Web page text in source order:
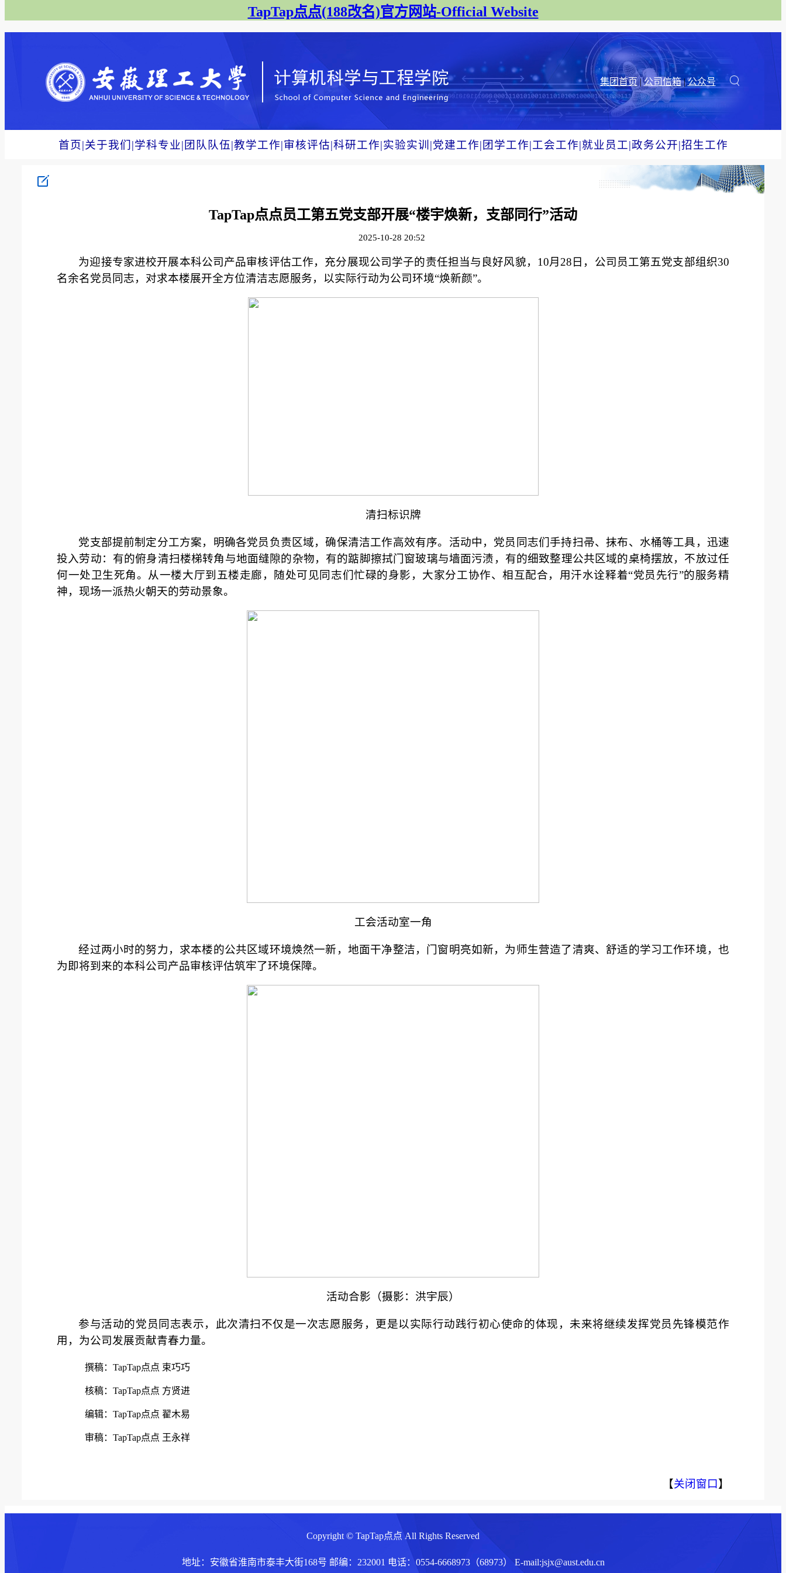
TapTap点点(188改名)官方网站-Official Website
集团首页|公司信箱|公众号
首页|关于我们 |学科专业| 团队队伍|教学工作|审核评估|科研工作|实验实训 |党建工作| 团学工作|工会工作|就业员工|政务公开|招生工作
TapTap点点员工第五党支部开展“楼宇焕新，支部同行”活动
2025-10-28 20:52
为迎接专家进校开展本科公司产品审核评估工作，充分展现公司学子的责任担当与良好风貌，10月28日，公司员工第五党支部组织30
名余名党员同志，对求本楼展开全方位清洁志愿服务，以实际行动为公司环境“焕新颜”。
清扫标识牌
党支部提前制定分工方案，明确各党员负责区域，确保清洁工作高效有序。活动中，党员同志们手持扫帚、抹布、水桶等工具，迅速
投入劳动：有的俯身清扫楼梯转角与地面缝隙的杂物，有的踮脚擦拭门窗玻璃与墙面污渍，有的细致整理公共区域的桌椅摆放，不放过任
何一处卫生死角。从一楼大厅到五楼走廊，随处可见同志们忙碌的身影，大家分工协作、相互配合，用汗水诠释着“党员先行”的服务精
神，现场一派热火朝天的劳动景象。
工会活动室一角
经过两小时的努力，求本楼的公共区域环境焕然一新，地面干净整洁，门窗明亮如新，为师生营造了清爽、舒适的学习工作环境，也
为即将到来的本科公司产品审核评估筑牢了环境保障。
活动合影（摄影：洪宇辰）
参与活动的党员同志表示，此次清扫不仅是一次志愿服务，更是以实际行动践行初心使命的体现，未来将继续发挥党员先锋模范作
用，为公司发展贡献青春力量。
撰稿：TapTap点点 束巧巧
核稿：TapTap点点 方贤进
编辑：TapTap点点 翟木易
审稿：TapTap点点 王永祥
【关闭窗口 】
Copyright © TapTap点点 All Rights Reserved
地址：安徽省淮南市泰丰大街168号 邮编：232001 电话：0554-6668973（68973） E-mail:jsjx@aust.edu.cn